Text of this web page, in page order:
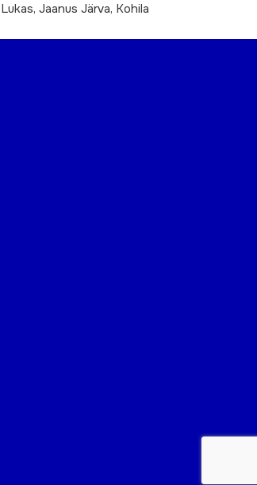
Jaanus Järva, Kohila